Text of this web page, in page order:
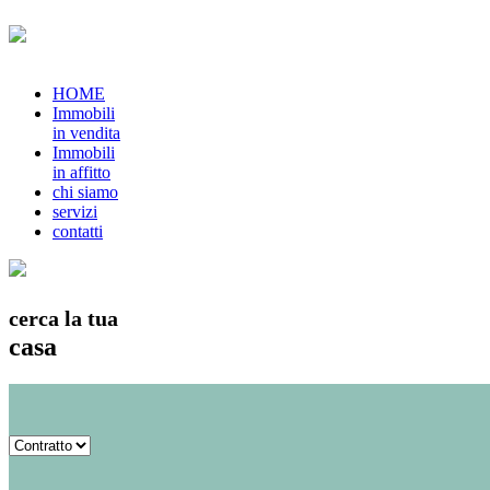
HOME
Immobili
in vendita
Immobili
in affitto
chi siamo
servizi
contatti
cerca la tua
casa